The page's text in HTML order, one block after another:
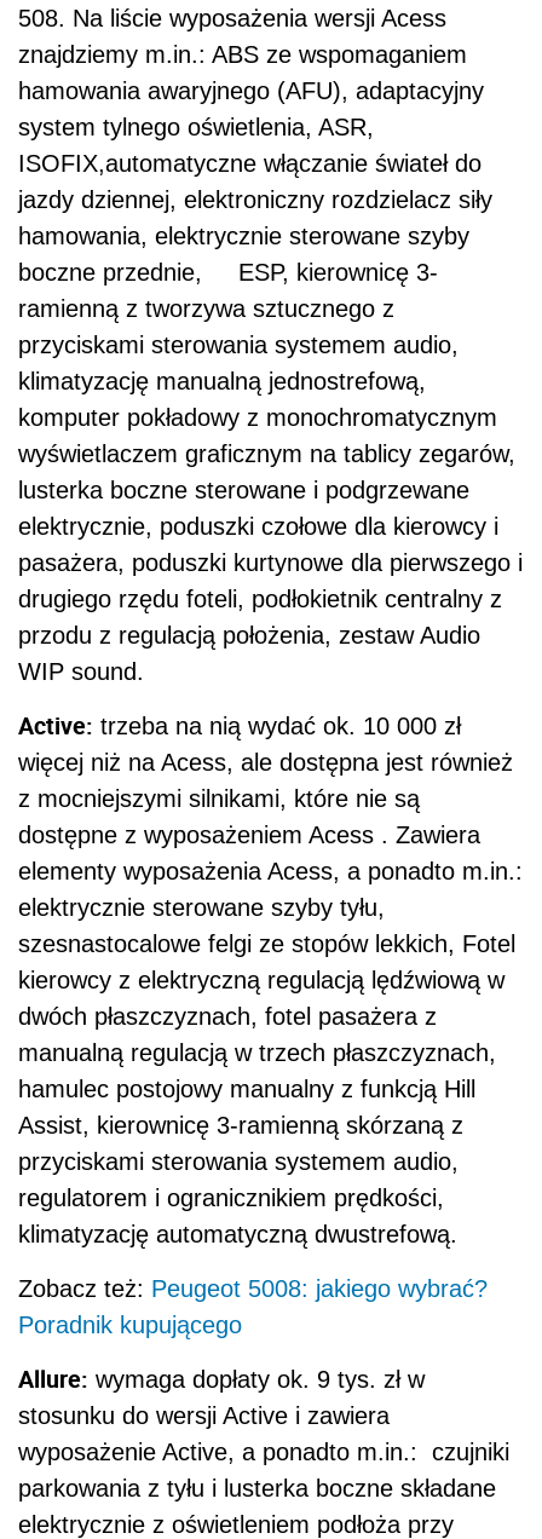
508. Na liście wyposażenia wersji Acess
znajdziemy m.in.: ABS ze wspomaganiem
hamowania awaryjnego (AFU), adaptacyjny
system tylnego oświetlenia, ASR,
ISOFIX,automatyczne włączanie świateł do
jazdy dziennej, elektroniczny rozdzielacz siły
hamowania, elektrycznie sterowane szyby
boczne przednie, ESP, kierownicę 3-
ramienną z tworzywa sztucznego z
przyciskami sterowania systemem audio,
klimatyzację manualną jednostrefową,
komputer pokładowy z monochromatycznym
wyświetlaczem graficznym na tablicy zegarów,
lusterka boczne sterowane i podgrzewane
elektrycznie, poduszki czołowe dla kierowcy i
pasażera, poduszki kurtynowe dla pierwszego i
drugiego rzędu foteli, podłokietnik centralny z
przodu z regulacją położenia, zestaw Audio
WIP sound.
Active: trzeba na nią wydać ok. 10 000 zł
więcej niż na Acess, ale dostępna jest również
z mocniejszymi silnikami, które nie są
dostępne z wyposażeniem Acess . Zawiera
elementy wyposażenia Acess, a ponadto m.in.:
elektrycznie sterowane szyby tyłu,
szesnastocalowe felgi ze stopów lekkich, Fotel
kierowcy z elektryczną regulacją lędźwiową w
dwóch płaszczyznach, fotel pasażera z
manualną regulacją w trzech płaszczyznach,
hamulec postojowy manualny z funkcją Hill
Assist, kierownicę 3-ramienną skórzaną z
przyciskami sterowania systemem audio,
regulatorem i ogranicznikiem prędkości,
klimatyzację automatyczną dwustrefową.
Zobacz też: Peugeot 5008: jakiego wybrać?
Poradnik kupującego
Allure: wymaga dopłaty ok. 9 tys. zł w
stosunku do wersji Active i zawiera
wyposażenie Active, a ponadto m.in.: czujniki
parkowania z tyłu i lusterka boczne składane
elektrycznie z oświetleniem podłoża przy